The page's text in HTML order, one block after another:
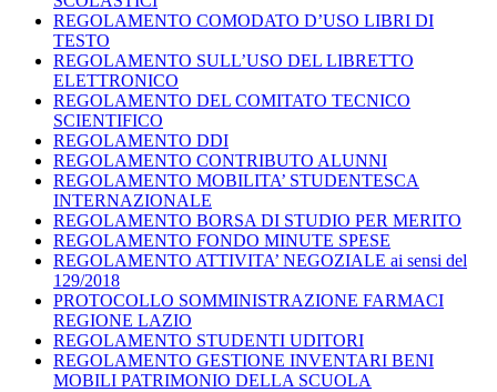
REGOLAMENTO COMODATO D’USO LIBRI DI
TESTO
REGOLAMENTO SULL’USO DEL LIBRETTO
ELETTRONICO
REGOLAMENTO DEL COMITATO TECNICO
SCIENTIFICO
REGOLAMENTO DDI
REGOLAMENTO CONTRIBUTO ALUNNI
REGOLAMENTO MOBILITA’ STUDENTESCA
INTERNAZIONALE
REGOLAMENTO BORSA DI STUDIO PER MERITO
REGOLAMENTO FONDO MINUTE SPESE
REGOLAMENTO ATTIVITA’ NEGOZIALE ai sensi del
129/2018
PROTOCOLLO SOMMINISTRAZIONE FARMACI
REGIONE LAZIO
REGOLAMENTO STUDENTI UDITORI
REGOLAMENTO GESTIONE INVENTARI BENI
MOBILI PATRIMONIO DELLA SCUOLA